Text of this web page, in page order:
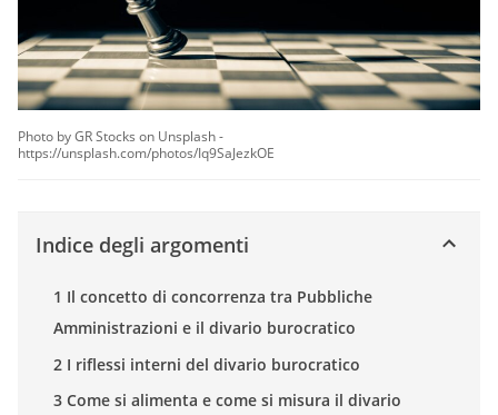
Photo by GR Stocks on Unsplash -
https://unsplash.com/photos/Iq9SaJezkOE
Indice degli argomenti
1 Il concetto di concorrenza tra Pubbliche
Amministrazioni e il divario burocratico
2 I riflessi interni del divario burocratico
3 Come si alimenta e come si misura il divario